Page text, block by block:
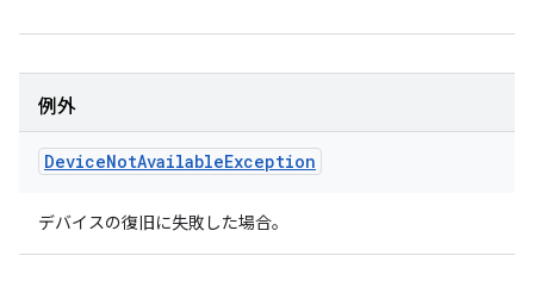
例外
DeviceNotAvailableException
デバイスの復旧に失敗した場合。